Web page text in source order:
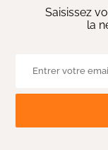
Saisissez
la